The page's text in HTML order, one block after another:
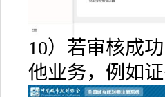
10）若审核成
他业务，例如